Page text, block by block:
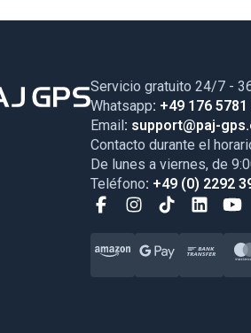
Servicio gratuito 24/7 -
Whatsapp: +49 176
Email: support@paj-
Contacto durante el
De lunes a viernes, de
Teléfono: +49 (0) 2292